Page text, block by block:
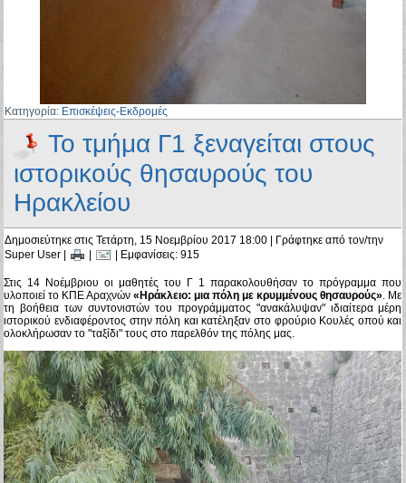
Κατηγορία: Επισκέψεις-Εκδρομές
Το τμήμα Γ1 ξεναγείται στους
ιστορικούς θησαυρούς του
Ηρακλείου
Δημοσιεύτηκε στις Τετάρτη, 15 Νοεμβρίου 2017 18:00 | Γράφτηκε από τον/την
Super User | | | Εμφανίσεις: 915
Στις 14 Νοέμβριου οι μαθητές του Γ 1 παρακολουθήσαν το πρόγραμμα που
υλοποιεί το ΚΠΕ Αραχνών«Ηράκλειο: μια πόλη με κρυμμένους θησαυρούς» . Με
τη βοήθεια των συντονιστών του προγράμματος "ανακάλυψαν" ιδιαίτερα μέρη
ιστορικού ενδιαφέροντος στην πόλη και κατέληξαν στο φρούριο Κουλές οπού και
ολοκλήρωσαν το "ταξίδι" τους στο παρελθόν της πόλης μας.